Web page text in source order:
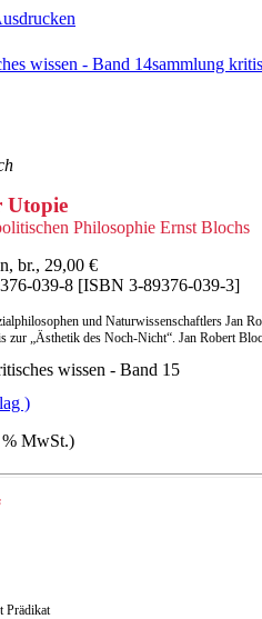
wissen - Band 14sammlung
Utopie
Philosophie Ernst Blochs
br., 29,00 €
039-8 [ISBN 3-89376-039-3]
und Naturwissenschaftlers Jan
zur „Ästhetik des Noch-Nicht“. Jan Robert
)
MwSt.)
Prädikat